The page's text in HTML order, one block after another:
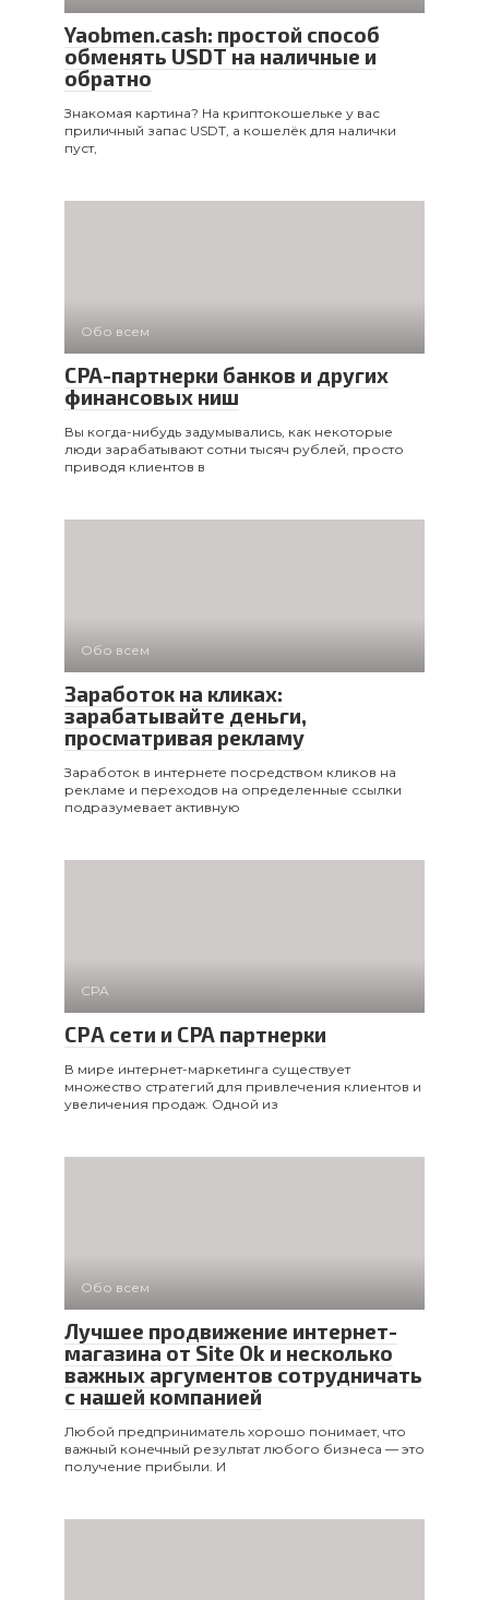
Yaobmen.cash: простой способ
обменять USDT на наличные и
обратно
Знакомая картина? На криптокошельке у вас
приличный запас USDT, а кошелёк для налички
пуст,
Обо всем
CPA-партнерки банков и других
финансовых ниш
Вы когда-нибудь задумывались, как некоторые
люди зарабатывают сотни тысяч рублей, просто
приводя клиентов в
Обо всем
Заработок на кликах:
зарабатывайте деньги,
просматривая рекламу
Заработок в интернете посредством кликов на
рекламе и переходов на определенные ссылки
подразумевает активную
CPA
СРА сети и CPA партнерки
В мире интернет-маркетинга существует
множество стратегий для привлечения клиентов и
увеличения продаж. Одной из
Обо всем
Лучшее продвижение интернет-
магазина от Site Ok и несколько
важных аргументов сотрудничать
с нашей компанией
Любой предприниматель хорошо понимает, что
важный конечный результат любого бизнеса — это
получение прибыли. И